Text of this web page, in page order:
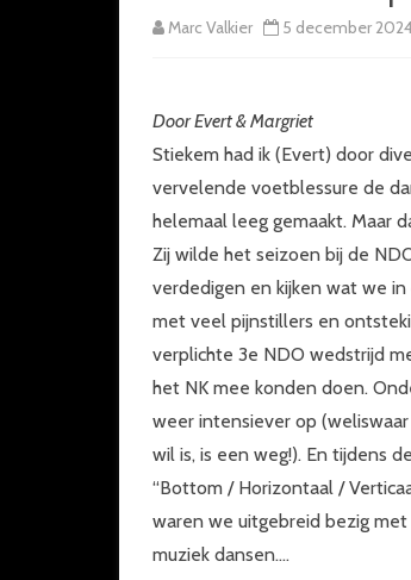
Marc Valkier 5 december
Door Evert & Margriet
Stiekem had ik (Evert) door
vervelende voetblessure de
helemaal leeg gemaakt. Maar
Zij wilde het seizoen bij de
verdedigen en kijken wat we
met veel pijnstillers en
verplichte 3e NDO wedstrijd
het NK mee konden doen.
weer intensiever op
wil is, is een weg!). En tijdens
“Bottom / Horizontaal /
waren we uitgebreid bezig
muziek dansen….